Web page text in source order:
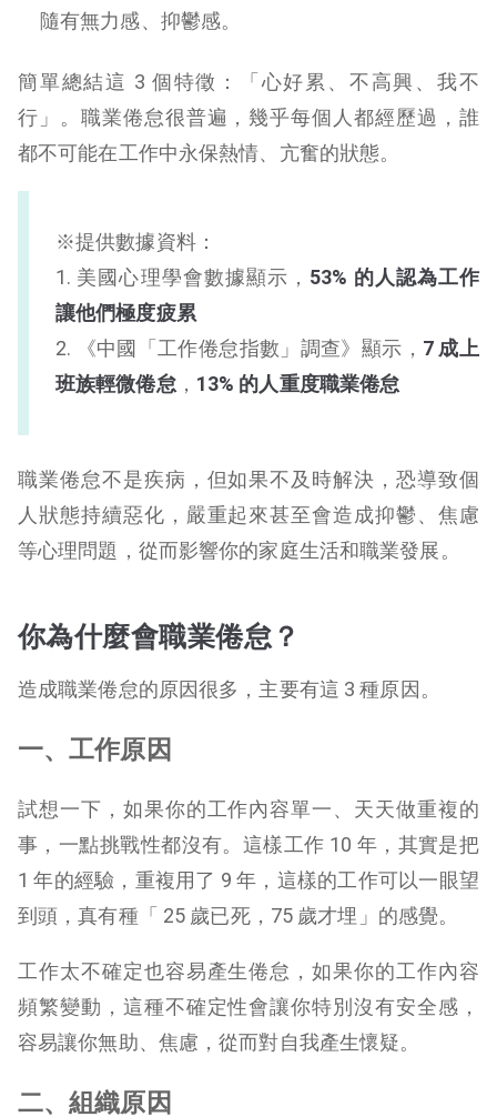
隨有無力感、抑鬱感。
簡單總結這 3 個特徵：「心好累、不高興、我不
行」。職業倦怠很普遍，幾乎每個人都經歷過，誰
都不可能在工作中永保熱情、亢奮的狀態。
※提供數據資料：
1. 美國心理學會數據顯示， 53% 的人認為工作
讓他們極度疲累
2. 《中國「工作倦怠指數」調查》顯示， 7 成上
班族輕微倦怠， 13% 的人重度職業倦怠
職業倦怠不是疾病，但如果不及時解決，恐導致個
人狀態持續惡化，嚴重起來甚至會造成抑鬱、焦慮
等心理問題，從而影響你的家庭生活和職業發展。
你為什麼會職業倦怠？
造成職業倦怠的原因很多，主要有這 3 種原因。
一、工作原因
試想一下，如果你的工作內容單一、天天做重複的
事，一點挑戰性都沒有。這樣工作 10 年，其實是把
1 年的經驗，重複用了 9 年，這樣的工作可以一眼望
到頭，真有種「 25 歲已死，75 歲才埋」的感覺。
工作太不確定也容易產生倦怠，如果你的工作內容
頻繁變動，這種不確定性會讓你特別沒有安全感，
容易讓你無助、焦慮，從而對自我產生懷疑。
二、組織原因